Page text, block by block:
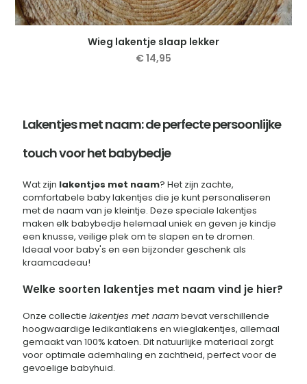
Wieg lakentje slaap lekker
€14,95
variaties.
optie
gekozen
worden
op
de
productpagina
Lakentjes met naam: de perfecte persoonlijke
touch voor het babybedje
Wat zijn lakentjes met naam? Het zijn zachte,
comfortabele baby lakentjes die je kunt personaliseren
met de naam van je kleintje. Deze speciale lakentjes
maken elk babybedje helemaal uniek en geven je kindje
een knusse, veilige plek om te slapen en te dromen.
Ideaal voor baby's en een bijzonder geschenk als
kraamcadeau!
Welke soorten lakentjes met naam vind je hier?
Onze collectie lakentjes met naambevat verschillende
hoogwaardige ledikantlakens en wieglakentjes, allemaal
gemaakt van 100% katoen. Dit natuurlijke materiaal zorgt
voor optimale ademhaling en zachtheid, perfect voor de
gevoelige babyhuid.